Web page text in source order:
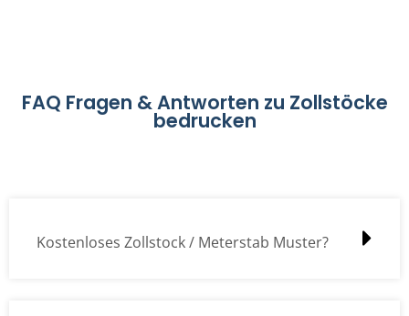
FAQ Fragen & Antworten zu Zollstöcke
bedrucken
Kostenloses Zollstock / Meterstab Muster?